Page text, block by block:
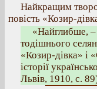
Найкращим
повість «Козир-
«Найглибше, –
тодішнього
«Козир-дівка» і
історії
Львів, 1910, с.